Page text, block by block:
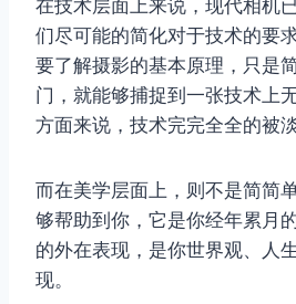
在技术层面上来说，现代相机
们尽可能的简化对于技术的要
要了解摄影的基本原理，只是
门，就能够捕捉到一张技术上
方面来说，技术完完全全的被淡
而在美学层面上，则不是简简
够帮助到你，它是你经年累月
的外在表现，是你世界观、人
现。